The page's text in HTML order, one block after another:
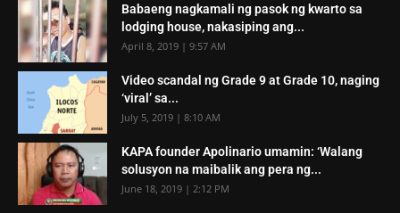
Babaeng nagkamali ng pasok ng kwarto sa
lodging house, nakasiping ang...
April 8, 2019 | 9:57 AM
Video scandal ng Grade 9 at Grade 10, naging
‘viral’ sa...
July 5, 2019 | 8:10 AM
KAPA founder Apolinario umamin: ‘Walang
solusyon na maibalik ang pera ng...
June 18, 2019 | 2:12 PM